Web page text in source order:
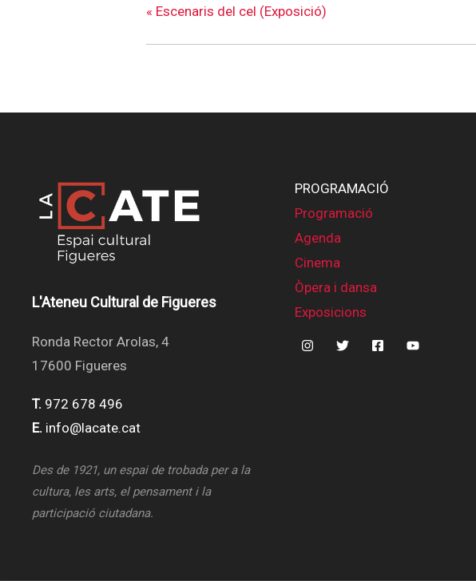
« Escenaris del cel (Exposició)
L'Ateneu Cultural de Figueres
Ronda Rector Arolas, 4
17600 Figueres
T. 972 678 496
E. info@lacate.cat
Des de 1921, un espai de trobada per a la
cultura, les arts, el pensament i la
participació ciutadana.
PROGRAMACIÓ
Programació
Agenda
Cinema
Òpera i dansa
Exposicions